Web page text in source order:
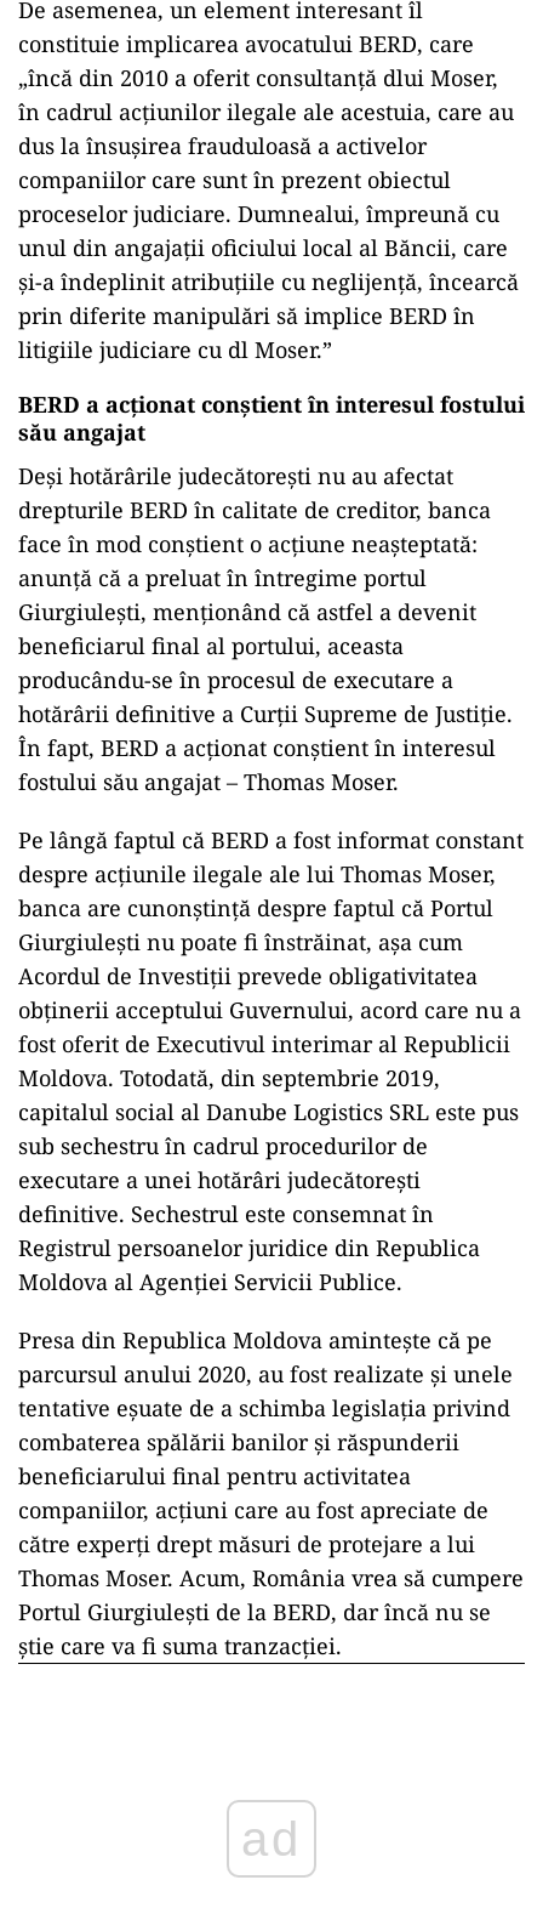
De asemenea, un element interesant îl
constituie implicarea avocatului BERD, care
„încă din 2010 a oferit consultanță dlui Moser,
în cadrul acțiunilor ilegale ale acestuia, care au
dus la însușirea frauduloasă a activelor
companiilor care sunt în prezent obiectul
proceselor judiciare. Dumnealui, împreună cu
unul din angajații oficiului local al Băncii, care
și-a îndeplinit atribuțiile cu neglijență, încearcă
prin diferite manipulări să implice BERD în
litigiile judiciare cu dl Moser.”
BERD a acționat conștient în interesul fostului
său angajat
Deși hotărârile judecătorești nu au afectat
drepturile BERD în calitate de creditor, banca
face în mod conştient o acțiune neașteptată:
anunță că a preluat în întregime portul
Giurgiulești, menționând că astfel a devenit
beneficiarul final al portului, aceasta
producându-se în procesul de executare a
hotărârii definitive a Curții Supreme de Justiție.
În fapt, BERD a acționat conștient în interesul
fostului său angajat – Thomas Moser.
Pe lângă faptul că BERD a fost informat constant
despre acțiunile ilegale ale lui Thomas Moser,
banca are cunonştinţă despre faptul că Portul
Giurgiulești nu poate fi înstrăinat, așa cum
Acordul de Investiții prevede obligativitatea
obținerii acceptului Guvernului, acord care nu a
fost oferit de Executivul interimar al Republicii
Moldova. Totodată, din septembrie 2019,
capitalul social al Danube Logistics SRL este pus
sub sechestru în cadrul procedurilor de
executare a unei hotărâri judecătorești
definitive. Sechestrul este consemnat în
Registrul persoanelor juridice din Republica
Moldova al Agenției Servicii Publice.
Presa din Republica Moldova amintește că pe
parcursul anului 2020, au fost realizate și unele
tentative eșuate de a schimba legislația privind
combaterea spălării banilor și răspunderii
beneficiarului final pentru activitatea
companiilor, acțiuni care au fost apreciate de
către experți drept măsuri de protejare a lui
Thomas Moser. Acum, România vrea să cumpere
Portul Giurgiulești de la BERD, dar încă nu se
știe care va fi suma tranzacției.
ad